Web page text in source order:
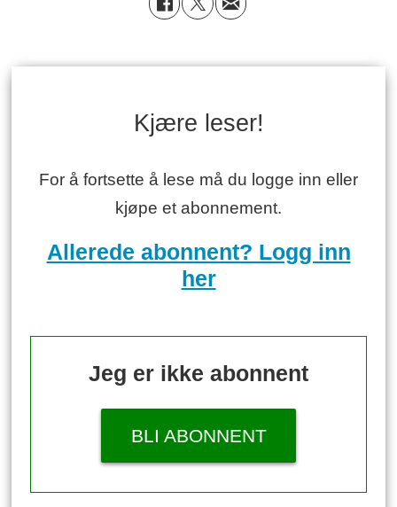
Kjære leser!
For å fortsette å lese må du logge inn eller
kjøpe et abonnement.
Allerede abonnent? Logg inn
her
Jeg er ikke abonnent
BLI ABONNENT